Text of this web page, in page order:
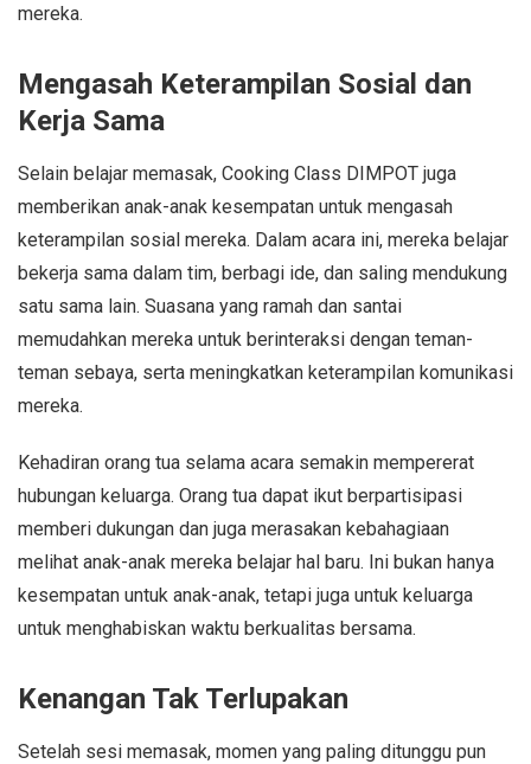
mereka.
Mengasah Keterampilan Sosial dan
Kerja Sama
Selain belajar memasak, Cooking Class DIMPOT juga
memberikan anak-anak kesempatan untuk mengasah
keterampilan sosial mereka. Dalam acara ini, mereka belajar
bekerja sama dalam tim, berbagi ide, dan saling mendukung
satu sama lain. Suasana yang ramah dan santai
memudahkan mereka untuk berinteraksi dengan teman-
teman sebaya, serta meningkatkan keterampilan komunikasi
mereka.
Kehadiran orang tua selama acara semakin mempererat
hubungan keluarga. Orang tua dapat ikut berpartisipasi
memberi dukungan dan juga merasakan kebahagiaan
melihat anak-anak mereka belajar hal baru. Ini bukan hanya
kesempatan untuk anak-anak, tetapi juga untuk keluarga
untuk menghabiskan waktu berkualitas bersama.
Kenangan Tak Terlupakan
Setelah sesi memasak, momen yang paling ditunggu pun